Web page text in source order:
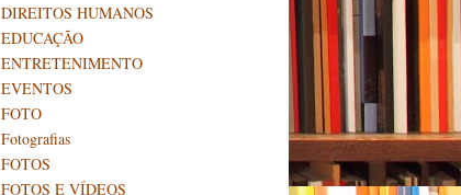
DIREITOS HUMANOS
EDUCAÇÃO
ENTRETENIMENTO
EVENTOS
FOTO
Fotografias
FOTOS
FOTOS E VÍDEOS